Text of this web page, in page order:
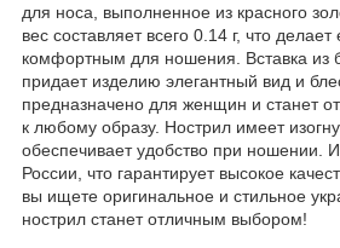
для носа, выполненное из красного
вес составляет всего 0.14 г, что делает
комфортным для ношения. Вставка из
придает изделию элегантный вид и
предназначено для женщин и станет
к любому образу. Нострил имеет
обеспечивает удобство при ношении.
России, что гарантирует высокое
вы ищете оригинальное и стильное
нострил станет отличным выбором!